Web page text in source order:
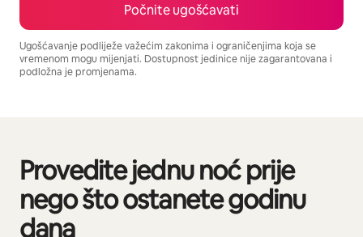
Počnite ugošćavati
Ugošćavanje podliježe važećim zakonima i ograničenjima koja se
vremenom mogu mijenjati. Dostupnost jedinice nije zagarantovana i
podložna je promjenama.
Provedite jednu noć prije
nego što ostanete godinu
dana
Prikazano 0 od 0 stavki